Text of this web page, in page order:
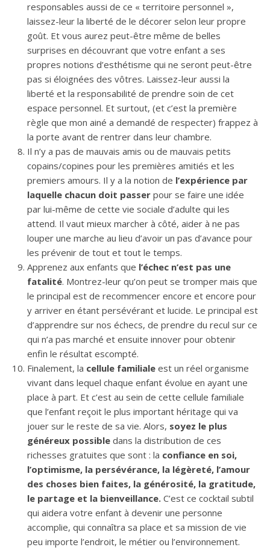
responsables aussi de ce « territoire personnel »,
laissez-leur la liberté de le décorer selon leur propre
goût. Et vous aurez peut-être même de belles
surprises en découvrant que votre enfant a ses
propres notions d’esthétisme qui ne seront peut-être
pas si éloignées des vôtres. Laissez-leur aussi la
liberté et la responsabilité de prendre soin de cet
espace personnel. Et surtout, (et c’est la première
règle que mon ainé a demandé de respecter) frappez à
la porte avant de rentrer dans leur chambre.
Il n’y a pas de mauvais amis ou de mauvais petits
copains/copines pour les premières amitiés et les
premiers amours. Il y a la notion de l’expérience par
laquelle chacun doit passer pour se faire une idée
par lui-même de cette vie sociale d’adulte qui les
attend. Il vaut mieux marcher à côté, aider à ne pas
louper une marche au lieu d’avoir un pas d’avance pour
les prévenir de tout et tout le temps.
Apprenez aux enfants que l’échec n’est pas une
fatalité. Montrez-leur qu’on peut se tromper mais que
le principal est de recommencer encore et encore pour
y arriver en étant persévérant et lucide. Le principal est
d’apprendre sur nos échecs, de prendre du recul sur ce
qui n’a pas marché et ensuite innover pour obtenir
enfin le résultat escompté.
Finalement, la cellule familiale est un réel organisme
vivant dans lequel chaque enfant évolue en ayant une
place à part. Et c’est au sein de cette cellule familiale
que l’enfant reçoit le plus important héritage qui va
jouer sur le reste de sa vie. Alors, soyez le plus
généreux possible dans la distribution de ces
richesses gratuites que sont : la confiance en soi,
l’optimisme, la persévérance, la légèreté, l’amour
des choses bien faites, la générosité, la gratitude,
le partage et la bienveillance. C’est ce cocktail subtil
qui aidera votre enfant à devenir une personne
accomplie, qui connaîtra sa place et sa mission de vie
peu importe l’endroit, le métier ou l’environnement.